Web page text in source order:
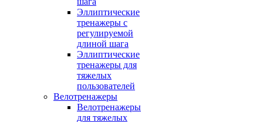
Эллиптические
тренажеры с
регулируемой
длиной шага
Эллиптические
тренажеры для
тяжелых
пользователей
Велотренажеры
Велотренажеры
для тяжелых